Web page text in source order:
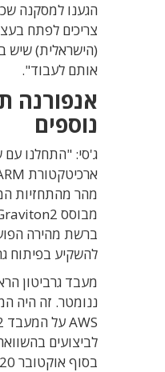
הגענו למסקנה
(הישראלית) שיש
אותם לעבוד".
אנפורנה
נוספים
מהר מהתחזיות
להשקיע בפיתוח
לביצועים